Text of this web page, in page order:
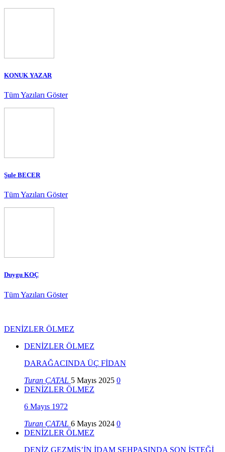
KONUK YAZAR
Tüm Yazıları Göster
Şule BECER
Tüm Yazıları Göster
Duygu KOÇ
Tüm Yazıları Göster
DENİZLER ÖLMEZ
DENİZLER ÖLMEZ
DARAĞACINDA ÜÇ FİDAN
Turan ÇATAL 5 Mayıs 2025 0
DENİZLER ÖLMEZ
6 Mayıs 1972
Turan ÇATAL 6 Mayıs 2024 0
DENİZLER ÖLMEZ
DENİZ GEZMİŞ’İN İDAM SEHPASINDA SON İSTEĞİ